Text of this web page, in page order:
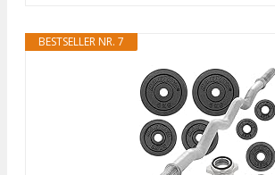
BESTSELLER NR. 7